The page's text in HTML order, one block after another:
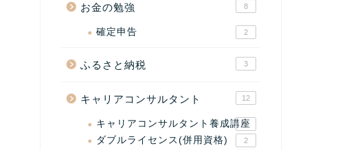
お金の勉強 8
確定申告 2
ふるさと納税 3
キャリアコンサルタント 12
キャリアコンサルタント養成講座
2
ダブルライセンス(併用資格) 2